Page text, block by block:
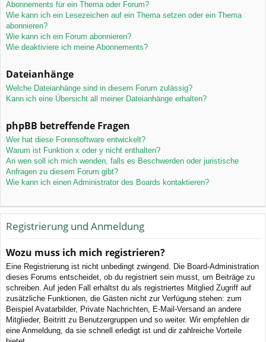
Abonnements für ein Thema oder Forum?
Wie kann ich ein Lesezeichen auf ein Thema setzen oder ein Thema
abonnieren?
Wie kann ich ein Forum abonnieren?
Wie deaktiviere ich meine Abonnements?
Dateianhänge
Welche Dateianhänge sind in diesem Forum zulässig?
Kann ich eine Übersicht all meiner Dateianhänge erhalten?
phpBB betreffende Fragen
Wer hat diese Forensoftware entwickelt?
Warum ist Funktion x oder y nicht enthalten?
An wen soll ich mich wenden, falls es Beschwerden oder juristische
Anfragen zu diesem Forum gibt?
Wie kann ich einen Administrator des Boards kontaktieren?
Registrierung und Anmeldung
Wozu muss ich mich registrieren?
Eine Registrierung ist nicht unbedingt zwingend. Die Board-Administration
dieses Forums entscheidet, ob du registriert sein musst, um Beiträge zu
schreiben. Auf jeden Fall erhältst du als registriertes Mitglied Zugriff auf
zusätzliche Funktionen, die Gästen nicht zur Verfügung stehen: zum
Beispiel Avatarbilder, Private Nachrichten, E-Mail-Versand an andere
Mitglieder, Beitritt zu Benutzergruppen und so weiter. Wir empfehlen dir
eine Anmeldung, da sie schnell erledigt ist und dir zahlreiche Vorteile